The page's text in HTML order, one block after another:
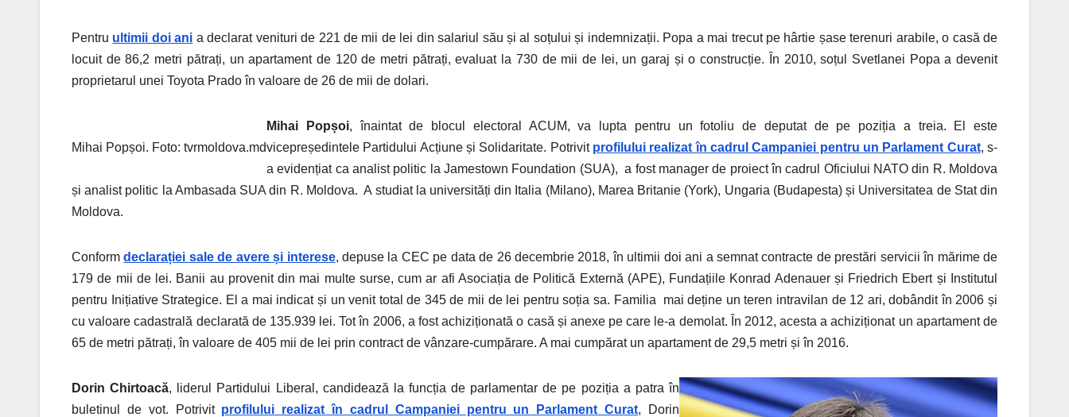
Pentru ultimii doi ani a declarat venituri de 221 de mii de lei din salariul său și al soțului și indemnizații. Popa a mai trecut pe hârtie șase terenuri arabile, o casă de
locuit de 86,2 metri pătrați, un apartament de 120 de metri pătrați, evaluat la 730 de mii de lei, un garaj și o construcție. În 2010, soțul Svetlanei Popa a devenit
proprietarul unei Toyota Prado în valoare de 26 de mii de dolari.
Mihai Popșoi. Foto: tvrmoldova.md
Mihai Popșoi, înaintat de blocul electoral ACUM, va lupta pentru un fotoliu de deputat de pe poziția a treia. El este
vicepreședintele Partidului Acțiune și Solidaritate. Potrivit profilului realizat în cadrul Campaniei pentru un Parlament Curat, s-
a evidențiat ca analist politic la Jamestown Foundation (SUA), a fost manager de proiect în cadrul Oficiului NATO din R. Moldova
și analist politic la Ambasada SUA din R. Moldova. A studiat la universități din Italia (Milano), Marea Britanie (York), Ungaria (Budapesta) și Universitatea de Stat din
Moldova.
Conformdeclarației sale de avere și interese, depuse la CEC pe data de 26 decembrie 2018, în ultimii doi ani a semnat contracte de prestări servicii în mărime de
179 de mii de lei. Banii au provenit din mai multe surse, cum ar afi Asociația de Politică Externă (APE), Fundațiile Konrad Adenauer și Friedrich Ebert și Institutul
pentru Inițiative Strategice. El a mai indicat și un venit total de 345 de mii de lei pentru soția sa. Familia mai deține un teren intravilan de 12 ari, dobândit în 2006 și
cu valoare cadastrală declarată de 135.939 lei. Tot în 2006, a fost achiziționată o casă și anexe pe care le-a demolat. În 2012, acesta a achiziționat un apartament de
65 de metri pătrați, în valoare de 405 mii de lei prin contract de vânzare-cumpărare. A mai cumpărat un apartament de 29,5 metri și în 2016.
Dorin Chirtoacă, liderul Partidului Liberal, candidează la funcția de parlamentar de pe poziția a patra în
buletinul de vot. Potrivit profilului realizat în cadrul Campaniei pentru un Parlament Curat, Dorin